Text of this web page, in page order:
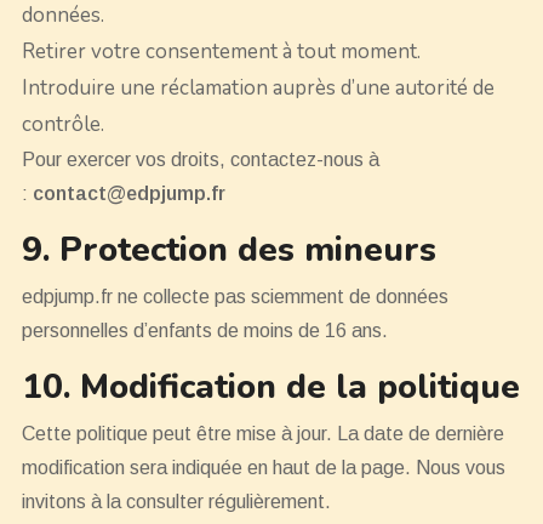
données.
Retirer votre consentement à tout moment.
Introduire une réclamation auprès d’une autorité de
contrôle.
Pour exercer vos droits, contactez-nous à
: contact@edpjump.fr
9. Protection des mineurs
edpjump.fr ne collecte pas sciemment de données
personnelles d’enfants de moins de 16 ans.
10. Modification de la politique
Cette politique peut être mise à jour. La date de dernière
modification sera indiquée en haut de la page. Nous vous
invitons à la consulter régulièrement.